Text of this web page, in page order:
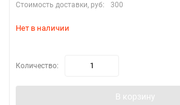
Стоимость доставки, руб:
300
Нет в наличии
Количество:
В корзину